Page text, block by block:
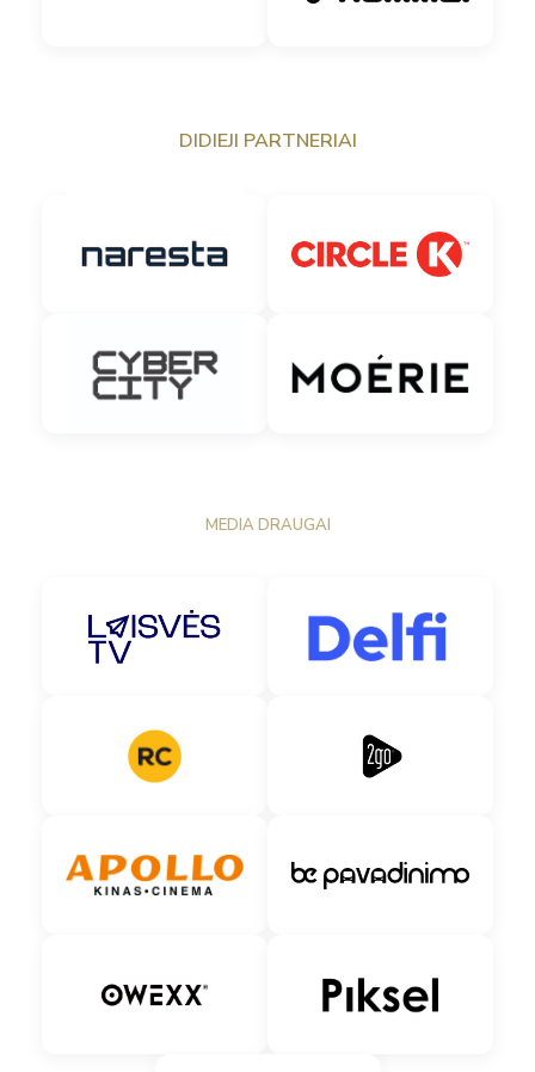
DIDIEJI PARTNERIAI
MEDIA DRAUGAI